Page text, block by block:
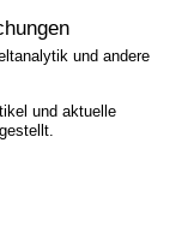
und andere
und aktuelle